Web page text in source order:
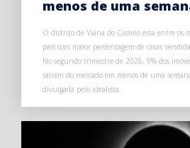
menos de uma
O distrito de Viana do Castelo está entre os
país com maior percentagem de casas
No segundo trimestre de 2026, 9% dos
saíram do mercado em menos de uma
divulgada pelo idealista.